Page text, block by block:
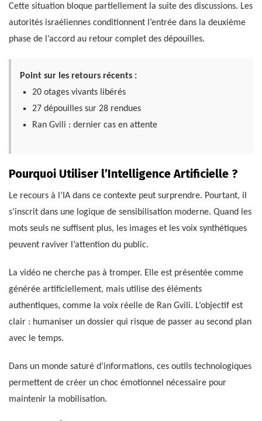
Cette situation bloque partiellement la suite des discussions. Les
autorités israéliennes conditionnent l’entrée dans la deuxième
phase de l’accord au retour complet des dépouilles.
Point sur les retours récents :
20 otages vivants libérés
27 dépouilles sur 28 rendues
Ran Gvili : dernier cas en attente
Pourquoi Utiliser l’Intelligence Artificielle ?
Le recours à l’IA dans ce contexte peut surprendre. Pourtant, il
s’inscrit dans une logique de sensibilisation moderne. Quand les
mots seuls ne suffisent plus, les images et les voix synthétiques
peuvent raviver l’attention du public.
La vidéo ne cherche pas à tromper. Elle est présentée comme
générée artificiellement, mais utilise des éléments
authentiques, comme la voix réelle de Ran Gvili. L’objectif est
clair : humaniser un dossier qui risque de passer au second plan
avec le temps.
Dans un monde saturé d’informations, ces outils technologiques
permettent de créer un choc émotionnel nécessaire pour
maintenir la mobilisation.